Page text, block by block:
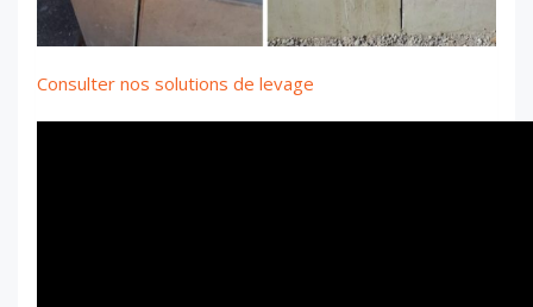
Consulter nos solutions de levage